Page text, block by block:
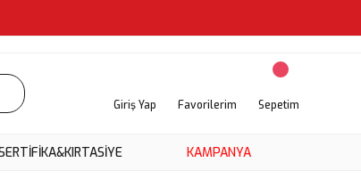
Giriş Yap Favorilerim Sepetim
KAMPANYA